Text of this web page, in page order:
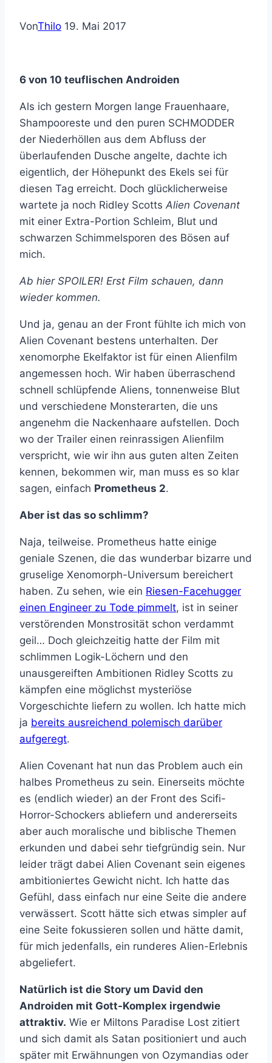
VonThilo 19. Mai 2017
6 von 10 teuflischen Androiden
Als ich gestern Morgen lange Frauenhaare,
Shampooreste und den puren SCHMODDER
der Niederhöllen aus dem Abfluss der
überlaufenden Dusche angelte, dachte ich
eigentlich, der Höhepunkt des Ekels sei für
diesen Tag erreicht. Doch glücklicherweise
wartete ja noch Ridley Scotts Alien Covenant
mit einer Extra-Portion Schleim, Blut und
schwarzen Schimmelsporen des Bösen auf
mich.
Ab hier SPOILER! Erst Film schauen, dann
wieder kommen.
Und ja, genau an der Front fühlte ich mich von
Alien Covenant bestens unterhalten. Der
xenomorphe Ekelfaktor ist für einen Alienfilm
angemessen hoch. Wir haben überraschend
schnell schlüpfende Aliens, tonnenweise Blut
und verschiedene Monsterarten, die uns
angenehm die Nackenhaare aufstellen. Doch
wo der Trailer einen reinrassigen Alienfilm
verspricht, wie wir ihn aus guten alten Zeiten
kennen, bekommen wir, man muss es so klar
sagen, einfach Prometheus 2.
Aber ist das so schlimm?
Naja, teilweise. Prometheus hatte einige
geniale Szenen, die das wunderbar bizarre und
gruselige Xenomorph-Universum bereichert
haben. Zu sehen, wie ein Riesen-Facehugger
einen Engineer zu Tode pimmelt, ist in seiner
verstörenden Monstrosität schon verdammt
geil… Doch gleichzeitig hatte der Film mit
schlimmen Logik-Löchern und den
unausgereiften Ambitionen Ridley Scotts zu
kämpfen eine möglichst mysteriöse
Vorgeschichte liefern zu wollen. Ich hatte mich
ja bereits ausreichend polemisch darüber
aufgeregt.
Alien Covenant hat nun das Problem auch ein
halbes Prometheus zu sein. Einerseits möchte
es (endlich wieder) an der Front des Scifi-
Horror-Schockers abliefern und andererseits
aber auch moralische und biblische Themen
erkunden und dabei sehr tiefgründig sein. Nur
leider trägt dabei Alien Covenant sein eigenes
ambitioniertes Gewicht nicht. Ich hatte das
Gefühl, dass einfach nur eine Seite die andere
verwässert. Scott hätte sich etwas simpler auf
eine Seite fokussieren sollen und hätte damit,
für mich jedenfalls, ein runderes Alien-Erlebnis
abgeliefert.
Natürlich ist die Story um David den
Androiden mit Gott-Komplex irgendwie
attraktiv. Wie er Miltons Paradise Lost zitiert
und sich damit als Satan positioniert und auch
später mit Erwähnungen von Ozymandias oder